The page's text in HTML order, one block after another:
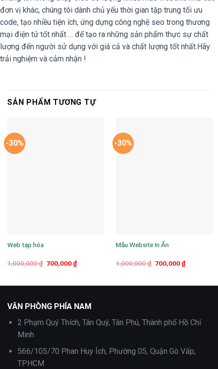
đơn vị khác, chúng tôi dành chủ yếu thời gian tập trung tối ưu
code, tạo nhiều tiện ích, ứng dựng công nghệ seo trong thương
mại điện tử tốt nhất … để tạo ra những sản phẩm thực sự chất
lượng đến người sử dụng với giá cả và chất lượng tốt nhất.Hãy
trải nghiệm và cảm nhận !
SẢN PHẨM TƯƠNG TỰ
-30%
Web tạp hóa
1,000,000₫ Giá
700,000₫Giá
hiện
700,000 ₫.
-30%
Mẫu Website In Ấn
1,000,000₫ Giá
700,000₫Giá
hiện
700,000 ₫.
VĂN PHÒNG PHÍA NAM
2 Phạm Quý Thích, Tân Quý, Tân Phú, Thành phố Hồ Chí
Minh
566/105/70 Phan Huy Ích, Phường 05, Quận Gò Vấp,
TPHCM